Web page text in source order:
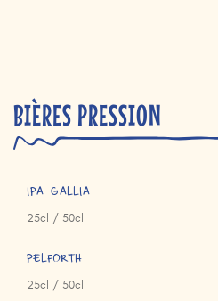
BIÈRES PRESSION
IPA GALLIA
25cl / 50cl
PELFORTH
25cl / 50cl